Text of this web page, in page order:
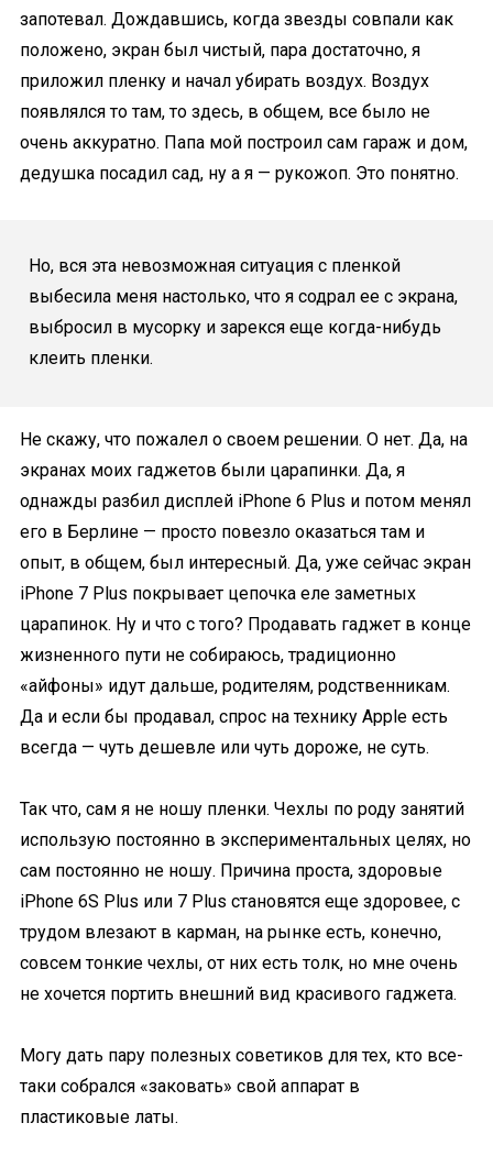
запотевал. Дождавшись, когда звезды совпали как
положено, экран был чистый, пара достаточно, я
приложил пленку и начал убирать воздух. Воздух
появлялся то там, то здесь, в общем, все было не
очень аккуратно. Папа мой построил сам гараж и дом,
дедушка посадил сад, ну а я — рукожоп. Это понятно.
Но, вся эта невозможная ситуация с пленкой
выбесила меня настолько, что я содрал ее с экрана,
выбросил в мусорку и зарекся еще когда-нибудь
клеить пленки.
Не скажу, что пожалел о своем решении. О нет. Да, на
экранах моих гаджетов были царапинки. Да, я
однажды разбил дисплей iPhone 6 Plus и потом менял
его в Берлине — просто повезло оказаться там и
опыт, в общем, был интересный. Да, уже сейчас экран
iPhone 7 Plus покрывает цепочка еле заметных
царапинок. Ну и что с того? Продавать гаджет в конце
жизненного пути не собираюсь, традиционно
«айфоны» идут дальше, родителям, родственникам.
Да и если бы продавал, спрос на технику Apple есть
всегда — чуть дешевле или чуть дороже, не суть.
Так что, сам я не ношу пленки. Чехлы по роду занятий
использую постоянно в экспериментальных целях, но
сам постоянно не ношу. Причина проста, здоровые
iPhone 6S Plus или 7 Plus становятся еще здоровее, с
трудом влезают в карман, на рынке есть, конечно,
совсем тонкие чехлы, от них есть толк, но мне очень
не хочется портить внешний вид красивого гаджета.
Могу дать пару полезных советиков для тех, кто все-
таки собрался «заковать» свой аппарат в
пластиковые латы.